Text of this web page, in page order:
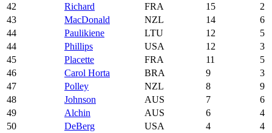
42
Richard FRA 15
2
43
MacDonald NZL 14
6
44
Paulikiene LTU 12
5
44
Phillips USA 12
3
45
Placette FRA 11
5
46
Carol Horta BRA 9
3
47
Polley NZL 8
9
48
Johnson AUS 7
6
49
Alchin AUS 6
4
50
DeBerg USA 4
4